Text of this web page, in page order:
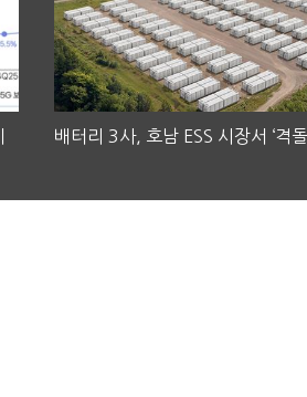
배터리 3사, 호남 ESS 시장서 ‘격돌